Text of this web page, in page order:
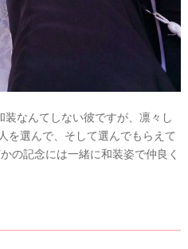
なんてしない彼ですが、凛々し
を選んで、そして選んでもらえて
記念には一緒に和装姿で仲良く